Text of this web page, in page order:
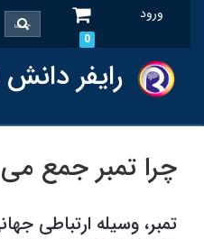
ورود
رایفر دانش
چرا تمبر جمع می
تمبر، وسیله ارتباطی